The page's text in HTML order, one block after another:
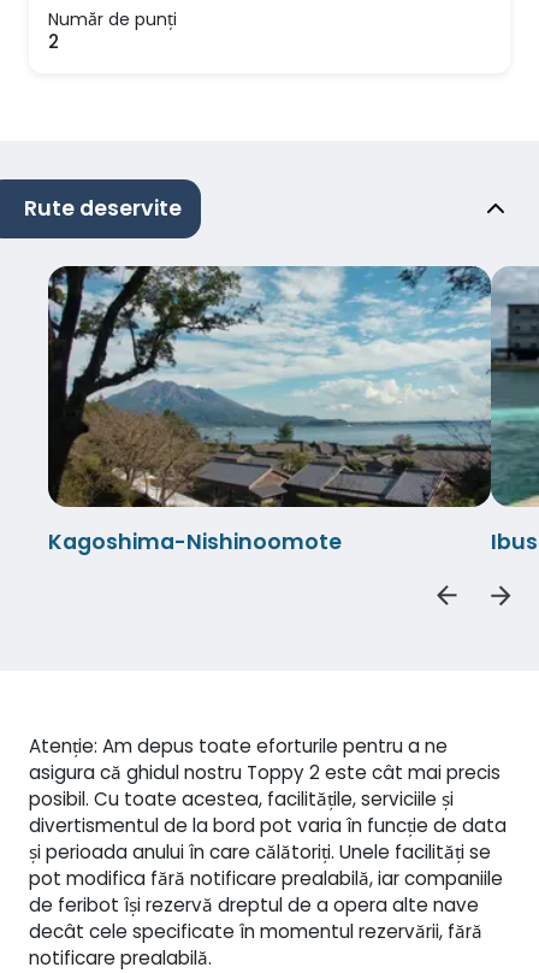
Număr de punți
2
Rute deservite
Kagoshima-Nishinoomote
Atenție: Am depus toate eforturile pentru a ne
asigura că ghidul nostru Toppy 2 este cât mai precis
posibil. Cu toate acestea, facilitățile, serviciile și
divertismentul de la bord pot varia în funcție de data
și perioada anului în care călătoriți. Unele facilități se
pot modifica fără notificare prealabilă, iar companiile
de feribot își rezervă dreptul de a opera alte nave
decât cele specificate în momentul rezervării, fără
notificare prealabilă.